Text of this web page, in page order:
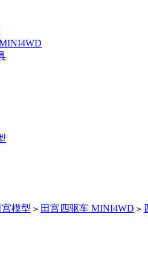
模型 > 田宫四驱车 MINI4WD >